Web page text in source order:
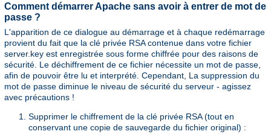
Comment démarrer Apache sans avoir à entrer de mot de
passe ?
L'apparition de ce dialogue au démarrage et à chaque redémarrage
provient du fait que la clé privée RSA contenue dans votre fichier
server.key est enregistrée sous forme chiffrée pour des raisons de
sécurité. Le déchiffrement de ce fichier nécessite un mot de passe,
afin de pouvoir être lu et interprété. Cependant, La suppression du
mot de passe diminue le niveau de sécurité du serveur - agissez
avec précautions !
Supprimer le chiffrement de la clé privée RSA (tout en
conservant une copie de sauvegarde du fichier original) :